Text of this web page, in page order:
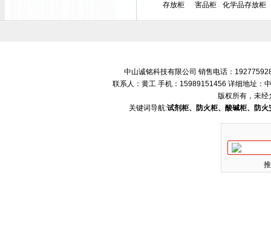
存放柜
害品柜
化学品存放柜
中山诚铭科技有限公司 销售电话：
联系人：黄工 手机：15989151456 详细地址：
版权所有，未经
关键词导航:试剂柜、防火柜、酸碱柜、防